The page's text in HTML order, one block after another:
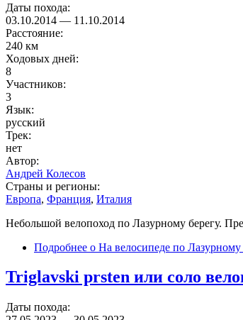
Даты похода:
03.10.2014 — 11.10.2014
Расстояние:
240 км
Ходовых дней:
8
Участников:
3
Язык:
русский
Трек:
нет
Автор:
Андрей Колесов
Страны и регионы:
Европа, Франция, Италия
Небольшой велопоход по Лазурному берегу.
Подробнее о На велосипеде по Лазурному
Triglavski prsten или соло
Даты похода: